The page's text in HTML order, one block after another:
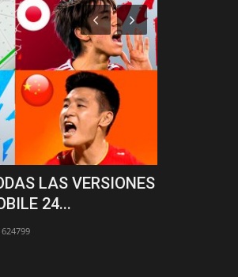
LAS VERSIONES
24...
624799